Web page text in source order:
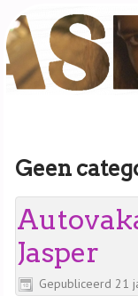
Geen
Jasper
Gepubliceerd 21